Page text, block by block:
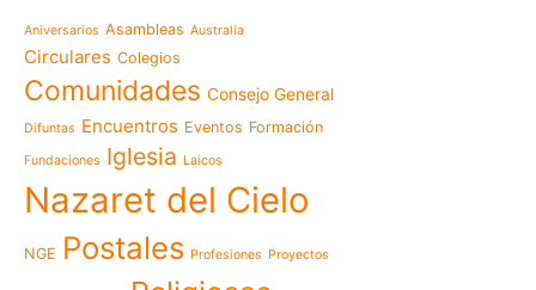
Aniversarios Asambleas Australia
Circulares Colegios
Comunidades Consejo General
Difuntas Encuentros Eventos Formación
Fundaciones Iglesia Laicos
Nazaret del Cielo
NGE Postales Profesiones Proyectos